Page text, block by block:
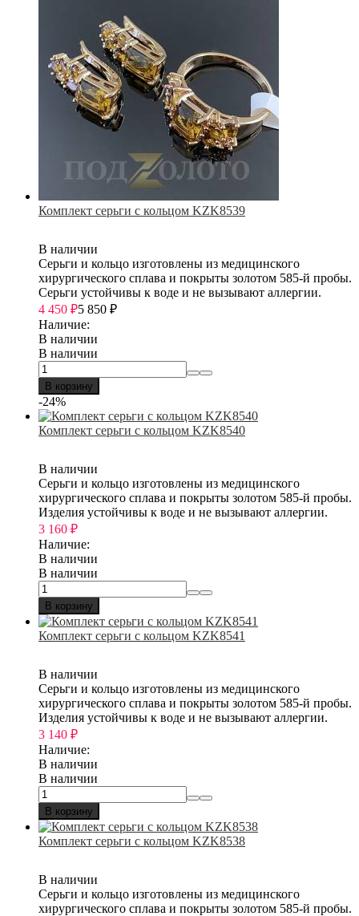
Комплект серьги с кольцом KZK8539
В наличии
Серьги и кольцо изготовлены из медицинского
хирургического сплава и покрыты золотом 585-й пробы.
Серьги устойчивы к воде и не вызывают аллергии.
4 450 ₽5 850 ₽
Наличие:
В наличии
В наличии
В корзину
-24%
Комплект серьги с кольцом KZK8540
В наличии
Серьги и кольцо изготовлены из медицинского
хирургического сплава и покрыты золотом 585-й пробы.
Изделия устойчивы к воде и не вызывают аллергии.
3 160 ₽
Наличие:
В наличии
В наличии
В корзину
Комплект серьги с кольцом KZK8541
В наличии
Серьги и кольцо изготовлены из медицинского
хирургического сплава и покрыты золотом 585-й пробы.
Изделия устойчивы к воде и не вызывают аллергии.
3 140 ₽
Наличие:
В наличии
В наличии
В корзину
Комплект серьги с кольцом KZK8538
В наличии
Серьги и кольцо изготовлены из медицинского
хирургического сплава и покрыты золотом 585-й пробы.